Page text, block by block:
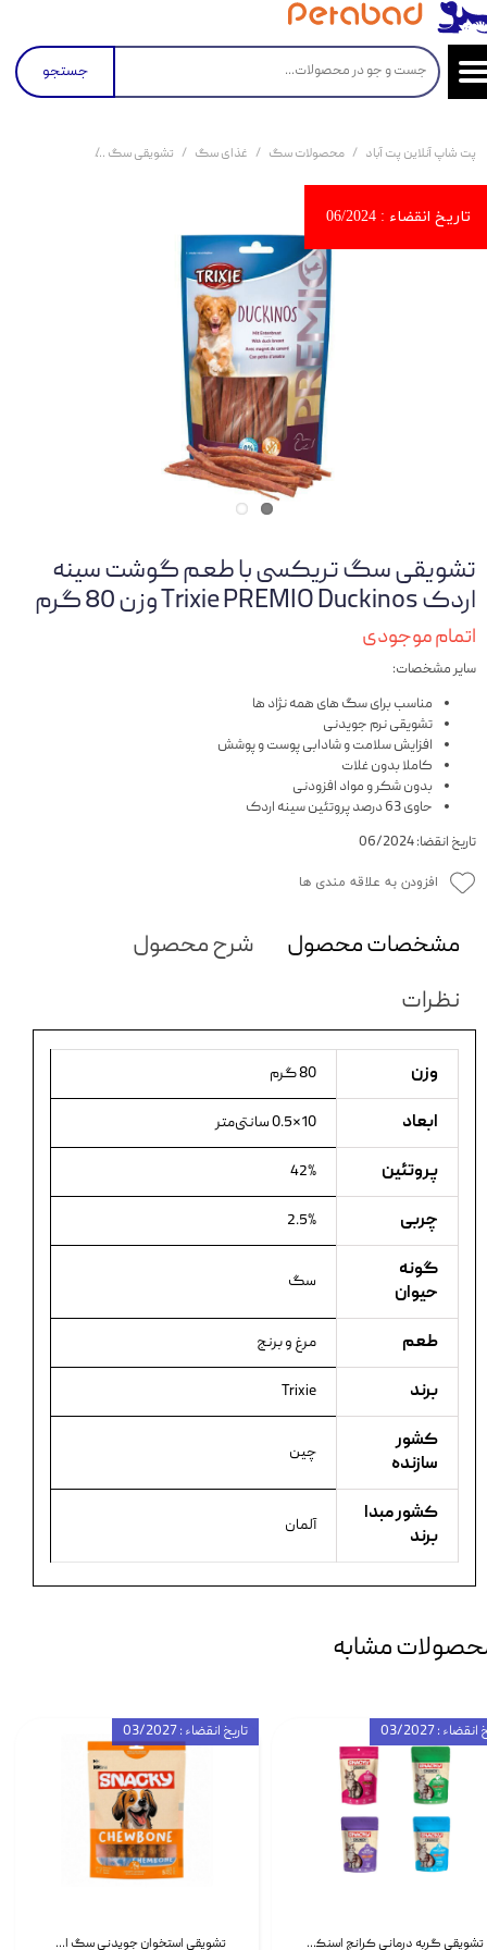
جستجو
پت شاپ آنلاین پت آباد محصولات سگ غذای سگ تشویقی سگ
تشویقی سگ تریکسی با طعم گوشت سینه
اردک Trixie PREMIO Duckinos وزن 80 گرم
اتمام موجودی
سایر مشخصات:
مناسب برای سگ های همه نژاد ها
تشویقی نرم جویدنی
افزایش سلامت و شادابی پوست و پوشش
کاملا بدون غلات
بدون شکر و مواد افزودنی
حاوی 63 درصد پروتئین سینه اردک
تاریخ انقضا: 06/2024
افزودن به علاقه مندی ها
مشخصات محصول
شرح محصول
نظرات
وزن 80 گرم
ابعاد 10×0.5 سانتی‌متر
پروتئین 42%
چربی 2.5%
گونه
حیوان
سگ
طعم مرغ و برنج
برند Trixie
کشور
سازنده
چین
کشور مبدا
برند
آلمان
مشابه
تشویقی استخوان جویدنی سگ اسنکی کرانچی با طعم مرغ Snacky Crunchy Munchy وزن 100 گرم
تاریخ انقضاء : 03/2027
تشویقی گربه درمانی کرانچ اسنکی با طعم میکس Snacky Crunch Cat Treats وزن 60 گرم بسته 4 عددی
: 03/2027